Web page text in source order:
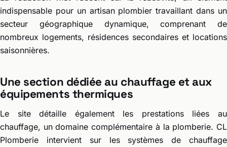
indispensable pour un artisan plombier travaillant dans un
secteur géographique dynamique, comprenant de
nombreux logements, résidences secondaires et locations
saisonnières.
Une section dédiée au chauffage et aux
équipements thermiques
Le site détaille également les prestations liées au
chauffage, un domaine complémentaire à la plomberie. CL
Plomberie intervient sur les systèmes de chauffage